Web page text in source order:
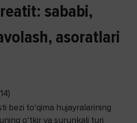
sababi,
asoratlari
bezi to‘qima hujayralarining
o‘tkir va surunkali turi